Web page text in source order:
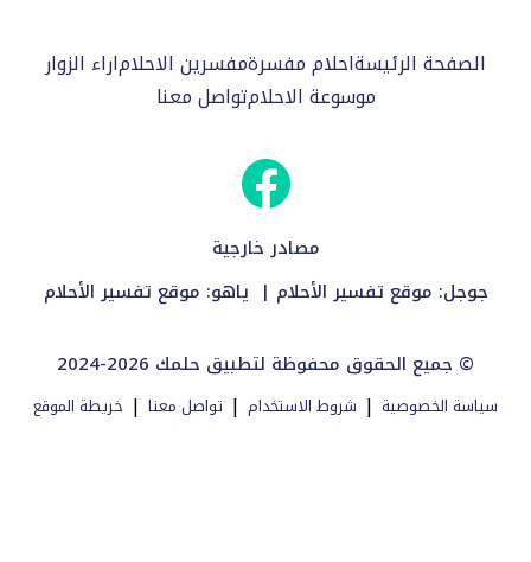
الصفحة الرئيسةاحلام مفسرةمفسرين الاحلاماراء الزوار
موسوعة الاحلامتواصل معنا
مصادر خارجية
جوجل: موقع تفسير الأحلام | ياهو: موقع تفسير الأحلام
2024-2026 جميع الحقوق محفوظة لتطبيق حلمك ©
سياسة الخصوصية | شروط الاستخدام | تواصل معنا | خريطة الموقع